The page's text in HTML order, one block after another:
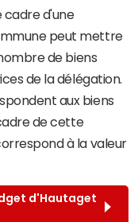
cadre d'une
peut mettre
de biens
de la délégation.
aux biens
de cette
à la valeur
d'Hautaget